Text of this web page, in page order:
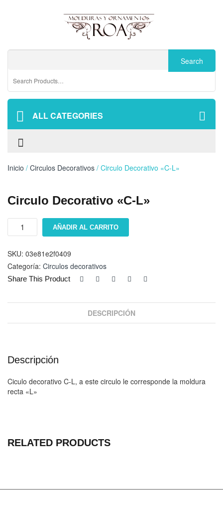
ALL CATEGORIES
Inicio / Circulos Decorativos / Circulo Decorativo «C-L»
Circulo Decorativo «C-L»
Circulo
decorativo
L"
cantidad
AÑADIR AL CARRITO
SKU: 03e81e2f0409
Categoría: Circulos decorativos
Share This Product
DESCRIPCIÓN
Descripción
Ciculo decorativo C-L, a este circulo le corresponde la moldura
recta «L»
RELATED PRODUCTS